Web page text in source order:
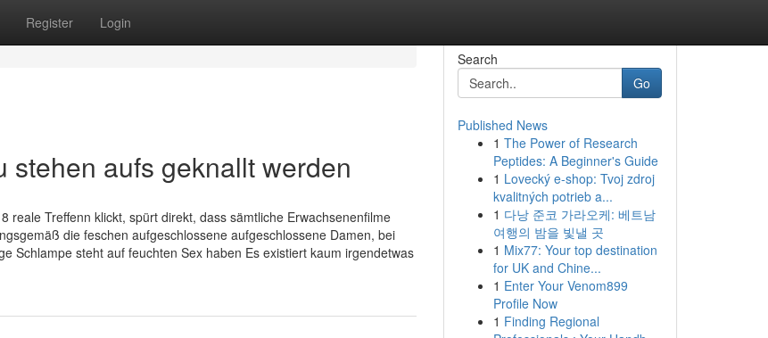
Register Login
stehen aufs geknallt werden
Treffenn klickt, spürt direkt, dass sämtliche Erwachsenenfilme
die feschen aufgeschlossene aufgeschlossene Damen, bei
Schlampe steht auf feuchten Sex haben Es existiert kaum irgendetwas
Search
Go
Published News
1 The Power of Research
Peptides: A Beginner's Guide
1 Lovecký e-shop: Tvoj zdroj
kvalitných potrieb a...
1 다낭 준코 가라오케: 베트남
여행의 밤을 빛낼 곳
1 Mix77: Your top destination
for UK and Chine...
1 Enter Your Venom899
Profile Now
1 Finding Regional